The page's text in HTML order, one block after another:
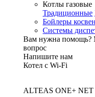
Котлы газовые
Традиционные
Бойлеры
Системы
Вам нужна помощь?
вопрос
Напишите нам
Котел с Wi-Fi
ALTEAS ONE+ NET